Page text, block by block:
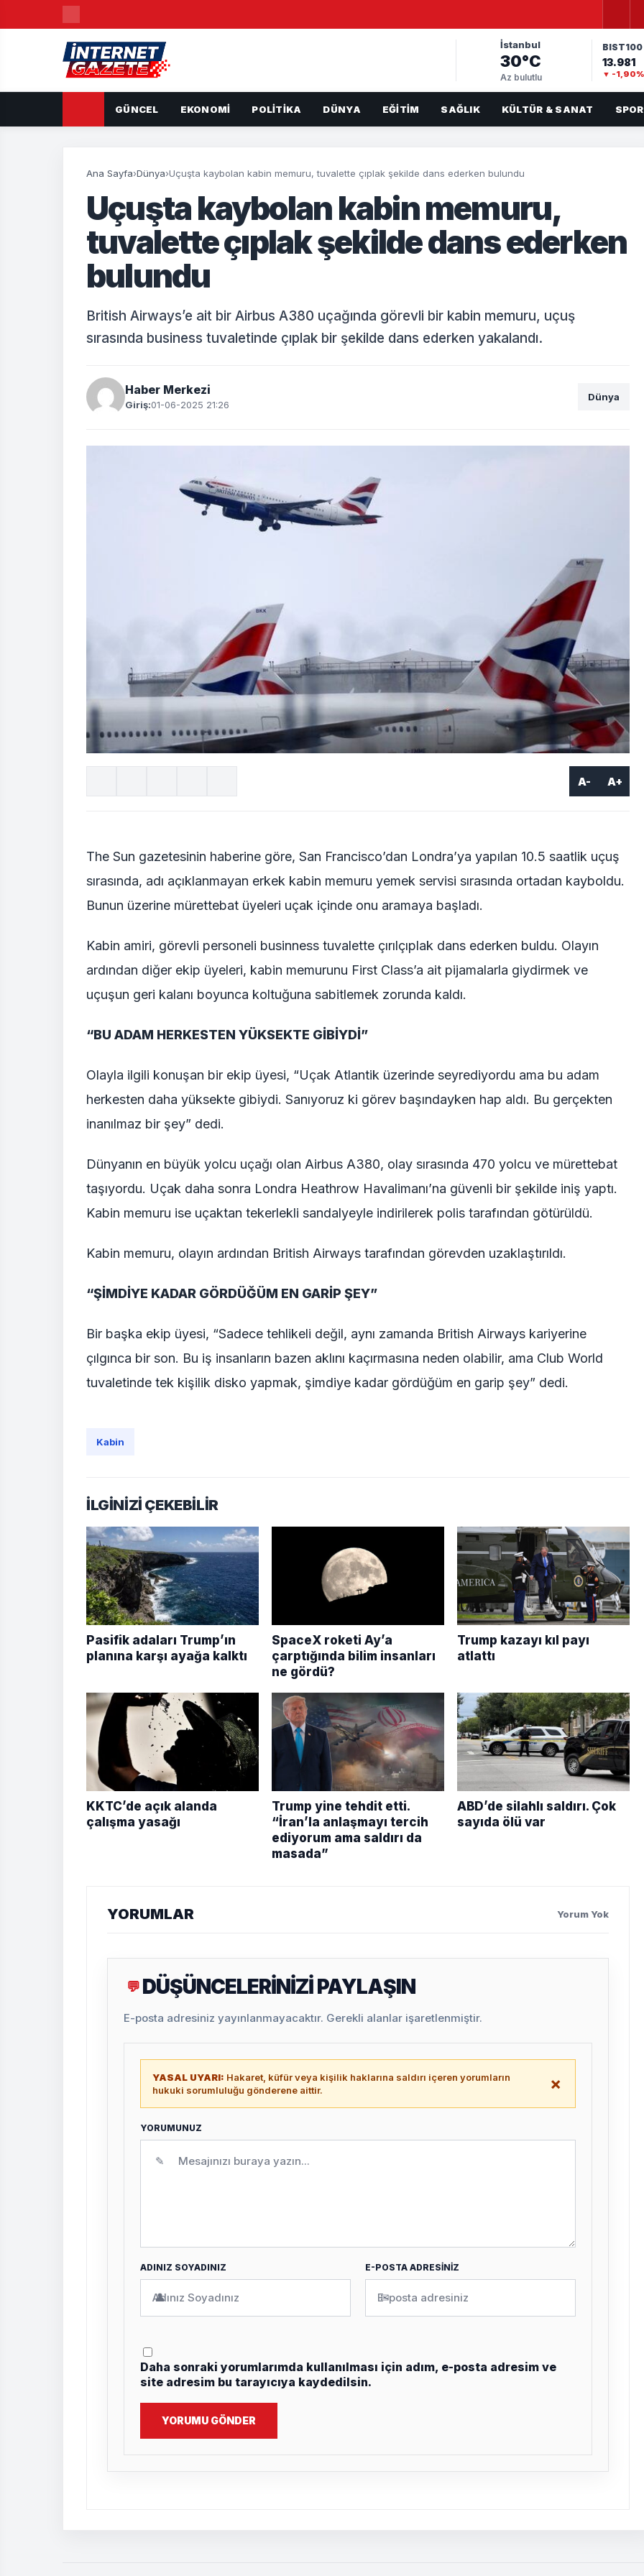
İstanbul
30°C
Az bulutlu
BIST100
13.981
▼ -1,90%
GÜNCEL EKONOMI POLITIKA DÜNYA EĞITIM SAĞLIK KÜLTÜR & SANAT SPOR
Ana Sayfa›Dünya›Uçuşta kaybolan kabin memuru, tuvalette çıplak şekilde dans ederken bulundu
Uçuşta kaybolan kabin memuru,
tuvalette çıplak şekilde dans ederken
bulundu
British Airways’e ait bir Airbus A380 uçağında görevli bir kabin memuru, uçuş
sırasında business tuvaletinde çıplak bir şekilde dans ederken yakalandı.
Haber Merkezi
Giriş:01-06-2025 21:26
Dünya
A- A+
The Sun gazetesinin haberine göre, San Francisco’dan Londra’ya yapılan 10.5 saatlik uçuş
sırasında, adı açıklanmayan erkek kabin memuru yemek servisi sırasında ortadan kayboldu.
Bunun üzerine mürettebat üyeleri uçak içinde onu aramaya başladı.
Kabin amiri, görevli personeli businness tuvalette çırılçıplak dans ederken buldu. Olayın
ardından diğer ekip üyeleri, kabin memurunu First Class’a ait pijamalarla giydirmek ve
uçuşun geri kalanı boyunca koltuğuna sabitlemek zorunda kaldı.
“BU ADAM HERKESTEN YÜKSEKTE GİBİYDİ”
Olayla ilgili konuşan bir ekip üyesi, “Uçak Atlantik üzerinde seyrediyordu ama bu adam
herkesten daha yüksekte gibiydi. Sanıyoruz ki görev başındayken hap aldı. Bu gerçekten
inanılmaz bir şey” dedi.
Dünyanın en büyük yolcu uçağı olan Airbus A380, olay sırasında 470 yolcu ve mürettebat
taşıyordu. Uçak daha sonra Londra Heathrow Havalimanı’na güvenli bir şekilde iniş yaptı.
Kabin memuru ise uçaktan tekerlekli sandalyeyle indirilerek polis tarafından götürüldü.
Kabin memuru, olayın ardından British Airways tarafından görevden uzaklaştırıldı.
“ŞİMDİYE KADAR GÖRDÜĞÜM EN GARİP ŞEY”
Bir başka ekip üyesi, “Sadece tehlikeli değil, aynı zamanda British Airways kariyerine
çılgınca bir son. Bu iş insanların bazen aklını kaçırmasına neden olabilir, ama Club World
tuvaletinde tek kişilik disko yapmak, şimdiye kadar gördüğüm en garip şey” dedi.
Kabin
İLGİNİZİ ÇEKEBİLİR
Pasifik adaları Trump’ın
planına karşı ayağa kalktı
SpaceX roketi Ay’a
çarptığında bilim insanları
ne gördü?
Trump kazayı kıl payı
atlattı
KKTC’de açık alanda
çalışma yasağı
Trump yine tehdit etti.
“İran’la anlaşmayı tercih
ediyorum ama saldırı da
masada”
ABD’de silahlı saldırı. Çok
sayıda ölü var
YORUMLAR Yorum Yok
💬 DÜŞÜNCELERİNİZİ PAYLAŞIN
E-posta adresiniz yayınlanmayacaktır. Gerekli alanlar işaretlenmiştir.
YASAL UYARI: Hakaret, küfür veya kişilik haklarına saldırı içeren yorumların
hukuki sorumluluğu gönderene aittir.
×
YORUMUNUZ
✎
ADINIZ SOYADINIZ
👤
E-POSTA ADRESİNİZ
✉
Daha sonraki yorumlarımda kullanılması için adım, e-posta adresim ve
site adresim bu tarayıcıya kaydedilsin.
YORUMU GÖNDER